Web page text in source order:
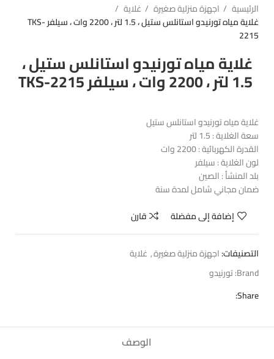
الرئيسية اجهزة منزلية صغيرة
غلاية
غلاية مياه تورنيدو استانلس ستيل ، 1.5 لتر ، 2200 وات ، سيلفر TKS-
2215
غلاية مياه تورنيدو استانلس ستيل ،
1.5 لتر ، 2200 وات ، سيلفر TKS-2215
غلاية مياه تورنيدو استانلس ستيل
سعة الغلاية : 1.5 لتر
القدرة الكهربائية : 2200 وات
لون الغلاية : سيلفر
بلد المنشأ : الصين
ضمان مجاني شامل لمدة سنة
إضافة إلى مفضلة
قارن
التصنيفات:اجهزة منزلية صغيرة, غلاية
Brand: تورنيدو
Share:
الوصف